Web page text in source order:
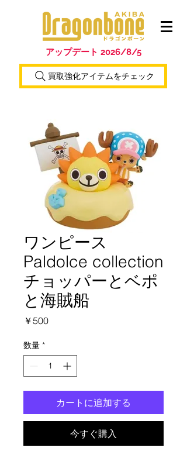
アップデート 2026/8/5
買取強化アイテムをチェック
ワンピース
Paldolce collection
チョッパーとベポ
と海賊船
￥500価
数量 *
カートに追加する
今すぐ購入